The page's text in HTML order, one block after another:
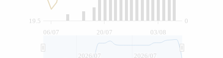
06/07 20/07 03/08
0
19.5
2026/07 2026/07